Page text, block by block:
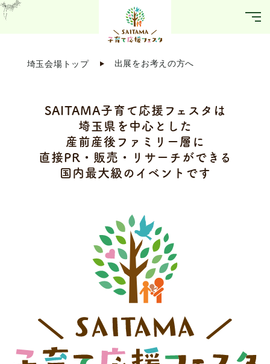
埼玉会場トップ 出展をお考えの方へ
SAITAMA子育て 応援フェスタは
埼玉県を中心とした
産前産後ファミリー層に
直接PR・販売・
リサーチができる
国内最大級のイベントです